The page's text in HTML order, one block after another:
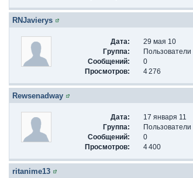
RNJavierys
Дата:
29 мая 10
Группа:
Пользователи
Сообщений:
0
Просмотров:
4 276
Rewsenadway
Дата:
17 января 11
Группа:
Пользователи
Сообщений:
0
Просмотров:
4 400
ritanime13